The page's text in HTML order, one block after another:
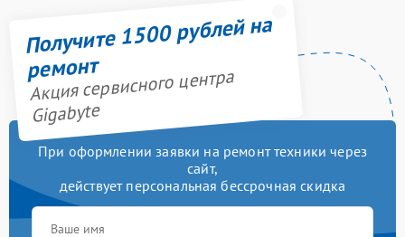
Получите 1500 рублей на
ремонт
Акция сервисного центра
Gigabyte
При оформлении заявки на ремонт техники через
сайт,
действует персональная бессрочная скидка